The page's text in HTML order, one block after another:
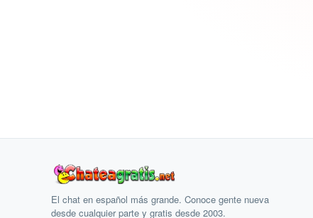
El chat en español más grande. Conoce gente nueva
desde cualquier parte y gratis desde 2003.